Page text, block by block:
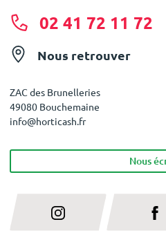
02 41 72 11 72
Nous retrouver
ZAC des Brunelleries
49080 Bouchemaine
info@horticash.fr
Nous